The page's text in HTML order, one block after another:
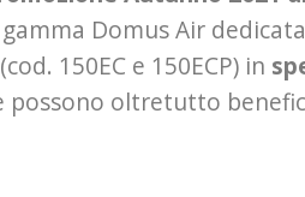
Domus Air
150EC e 150ECP) in
possono oltretutto